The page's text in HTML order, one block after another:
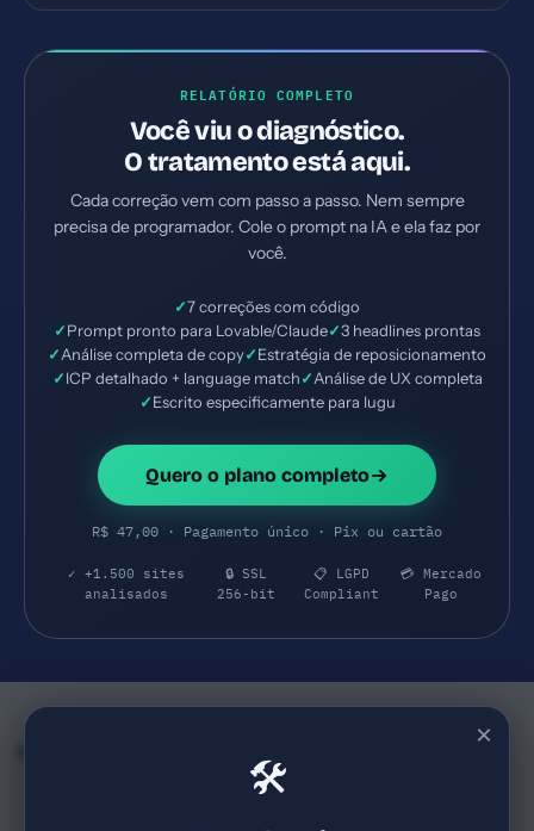
RELATÓRIO COMPLETO
Você viu o diagnóstico.
O tratamento está aqui.
Cada correção vem com passo a passo. Nem sempre
precisa de programador. Cole o prompt na IA e ela faz por
você.
✓7 correções com código
✓Prompt pronto para Lovable/Claude✓3 headlines prontas
✓Análise completa de copy✓Estratégia de reposicionamento
✓ICP detalhado + language match✓Análise de UX completa
✓Escrito especificamente para Iugu
Quero o plano completo
R$ 47,00 · Pagamento único · Pix ou cartão
✓ +1.500 sites
analisados
🔒 SSL
256-bit
📋 LGPD
Compliant
💳 Mercado
Pago
×
🛠